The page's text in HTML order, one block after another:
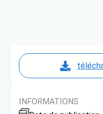
INFORMATIONS